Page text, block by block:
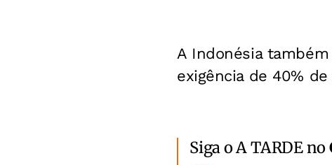
A Indonésia
exigência de 40%
Siga o A TARDE no